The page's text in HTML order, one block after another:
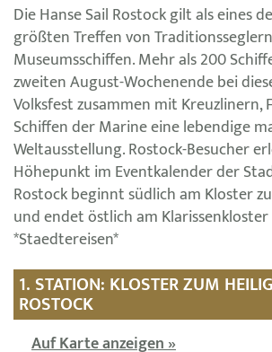
Die Hanse Sail Rostock gilt als eines
größten Treffen von
Museumsschiffen. Mehr als 200
zweiten August-Wochenende bei
Volksfest zusammen mit Kreuzlinern,
Schiffen der Marine eine lebendige
Weltausstellung. Rostock-Besucher
Höhepunkt im Eventkalender der
Rostock beginnt südlich am Kloster
und endet östlich am
*Staedtereisen*
1. STATION: KLOSTER ZUM
ROSTOCK
Auf Karte anzeigen »